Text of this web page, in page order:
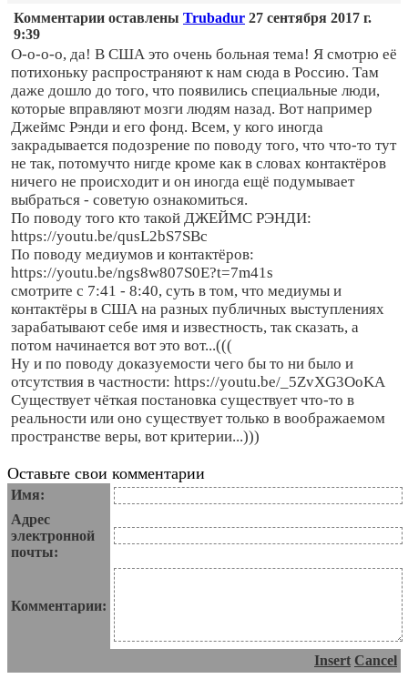
Комментарии оставлены Trubadur 27 сентября 2017 г.
9:39
О-о-о-о, да! В США это очень больная тема! Я смотрю её
потихоньку распространяют к нам сюда в Россию. Там
даже дошло до того, что появились специальные люди,
которые вправляют мозги людям назад. Вот например
Джеймс Рэнди и его фонд. Всем, у кого иногда
закрадывается подозрение по поводу того, что что-то тут
не так, потомучто нигде кроме как в словах контактёров
ничего не происходит и он иногда ещё подумывает
выбраться - советую ознакомиться.
По поводу того кто такой ДЖЕЙМС РЭНДИ:
https://youtu.be/qusL2bS7SBc
По поводу медиумов и контактёров:
https://youtu.be/ngs8w807S0E?t=7m41s
смотрите с 7:41 - 8:40, суть в том, что медиумы и
контактёры в США на разных публичных выступлениях
зарабатывают себе имя и известность, так сказать, а
потом начинается вот это вот...(((
Ну и по поводу доказуемости чего бы то ни было и
отсутствия в частности: https://youtu.be/_5ZvXG3OoKA
Существует чёткая постановка существует что-то в
реальности или оно существует только в воображаемом
пространстве веры, вот критерии...)))
Оставьте свои комментарии
Имя:
Адрес
электронной
почты:
Комментарии:
Insert Cancel